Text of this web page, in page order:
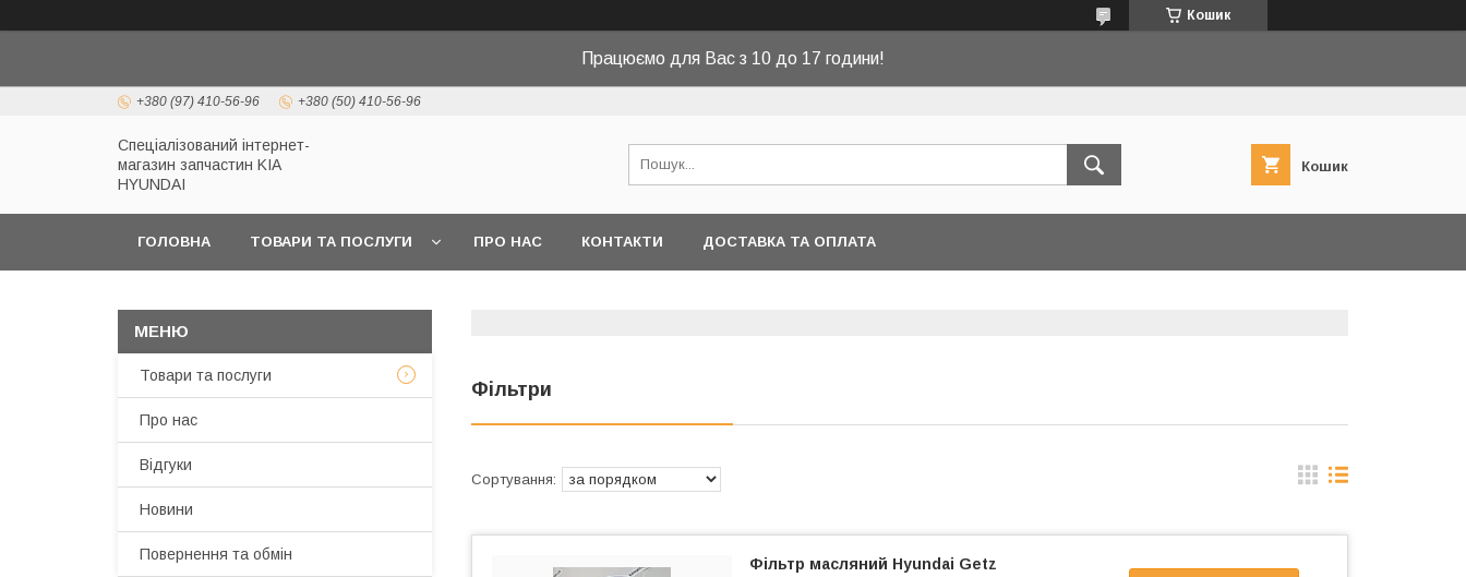
Кошик
Працюємо для Вас з 10 до 17 години!
+380 (97) 410-56-96 +380 (50) 410-56-96
Спеціалізований інтернет-
магазин запчастин KIA
HYUNDAI
Кошик
ГОЛОВНА ТОВАРИ ТА ПОСЛУГИ ПРО НАС КОНТАКТИ ДОСТАВКА ТА ОПЛАТА
Фільтри
Фільтр масляний Hyundai Getz
Товари та послуги
Про нас
Відгуки
Новини
Повернення та обмін